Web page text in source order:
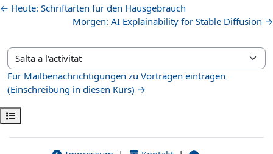
Obre l'índex del curs
← Heute: Schriftarten für den Hausgebrauch
Morgen: AI Explainability for Stable Diffusion →
Salta a l'activitat
Für Mailbenachrichtigungen zu Vorträgen eintragen
(Einschreibung in diesen Kurs) →